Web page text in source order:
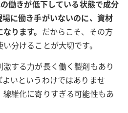
働きが低下している状態で成分
に働き手がいないのに、資材
ります。 だからこそ、その方
分けることが大切です。
する力が長く働く製剤もあり
いというわけではありませ
線維化に寄りすぎる可能性もあ